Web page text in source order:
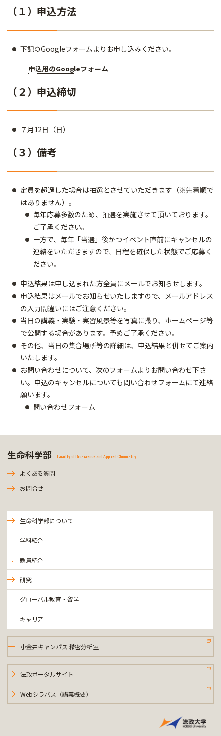
（１）申込方法
下記のGoogleフォームよりお申し込みください。
申込用のGoogleフォーム
（２）申込締切
７月12日（日）
（３）備考
定員を超過した場合は抽選とさせていただきます（※先着順で
はありません）。
毎年応募多数のため、抽選を実施させて頂いております。
ご了承ください。
一方で、毎年「当選」後かつイベント直前にキャンセルの
連絡をいただきますので、日程を確保した状態でご応募く
ださい。
申込結果は申し込まれた方全員にメールでお知らせします。
申込結果はメールでお知らせいたしますので、メールアドレス
の入力間違いにはご注意ください。
当日の講義・実験・実習風景等を写真に撮り、ホームページ等
で公開する場合があります。予めご了承ください。
その他、当日の集合場所等の詳細は、申込結果と併せてご案内
いたします。
お問い合わせについて、次のフォームよりお問い合わせ下さ
い。申込のキャンセルについても問い合わせフォームにて連絡
願います。
問い合わせフォーム
生命科学部 Faculty of Bioscience and Applied Chemistry
よくある質問
お問合せ
生命科学部について
学科紹介
教員紹介
研究
グローバル教育・留学
キャリア
小金井キャンパス 精密分析室
法政ポータルサイト
Webシラバス（講義概要）